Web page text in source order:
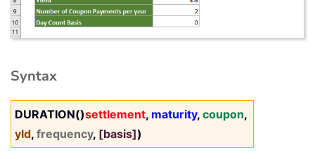
Syntax
DURATION()settlement, maturity, coupon,
yld, frequency, [basis])